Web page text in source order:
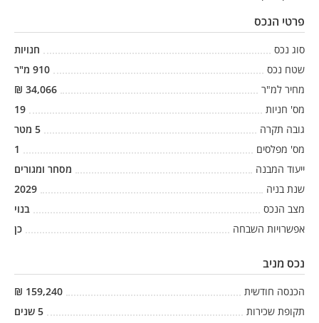
פרטי הנכס
סוג נכס
חנויות
שטח נכס
910 מ"ר
מחיר למ"ר
34,066
₪
מס' חניות
19
גובה תקרה
5 מטר
מס' מפלסים
1
ייעוד המבנה
מסחר ומגורים
שנת בניה
2029
מצב הנכס
בנוי
אפשרויות השבחה
כן
נכס מניב
הכנסה חודשית 159,240
₪
תקופת שכירות
5 שנים